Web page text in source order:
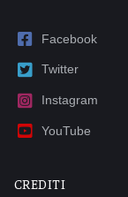
Facebook
Twitter
Instagram
YouTube
CREDITI